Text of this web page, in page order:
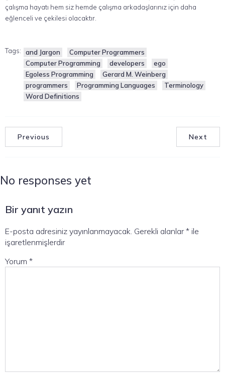
çalışma hayatı hem siz hemde çalışma arkadaşlarınız için daha
eğlenceli ve çekilesi olacaktır.
Tags: and Jargon
Computer Programmers
Computer Programming
developers
ego
Egoless Programming
Gerard M. Weinberg
programmers
Programming Languages
Terminology
Word Definitions
Previous Next
No responses yet
Bir yanıt yazın
E-posta adresiniz yayınlanmayacak. Gerekli alanlar* ile
işaretlenmişlerdir
Yorum *